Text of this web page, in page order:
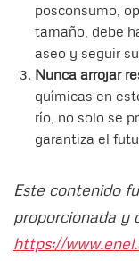
posconsumo,
tamaño, debe
aseo y seguir
Nunca arrojar
químicas en
río, no solo se
garantiza el
Este contenido
proporcionada y
https://